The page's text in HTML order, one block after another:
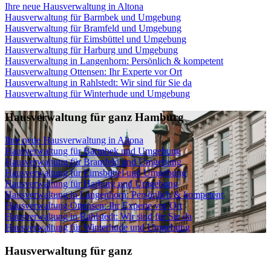
Ihre neue Hausverwaltung in Altona
Hausverwaltung für Barmbek und Umgebung
Hausverwaltung für Bramfeld und Umgebung
Hausverwaltung für Eimsbüttel und Umgebung
Hausverwaltung für Harburg und Umgebung
Hausverwaltung in Langenhorn: Persönlich & kompetent
Hausverwaltung Ottensen: Ihr Experte vor Ort
Hausverwaltung in Rahlstedt: Wir sind für Sie da
Hausverwaltung für Winterhude und Umgebung
Hausverwaltung für ganz Hamburg
Ihre neue Hausverwaltung in Altona
Hausverwaltung für Barmbek und Umgebung
Hausverwaltung für Bramfeld und Umgebung
Hausverwaltung für Eimsbüttel und Umgebung
Hausverwaltung für Harburg und Umgebung
Hausverwaltung in Langenhorn: Persönlich & kompetent
Hausverwaltung Ottensen: Ihr Experte vor Ort
Hausverwaltung in Rahlstedt: Wir sind für Sie da
Hausverwaltung für Winterhude und Umgebung
Hausverwaltung für ganz